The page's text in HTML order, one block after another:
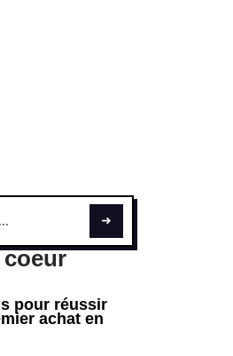
pour réussir
achat en